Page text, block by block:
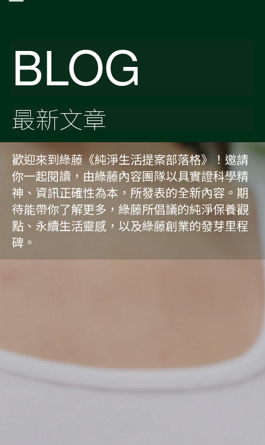
BLOG
最新文章
歡迎來到綠藤《純淨生活提案部落格》！邀請
你一起閱讀，由綠藤內容團隊以具實證科學精
神、資訊正確性為本，所發表的全新內容。期
待能帶你了解更多，綠藤所倡議的純淨保養觀
點、永續生活靈感，以及綠藤創業的發芽里程
碑。